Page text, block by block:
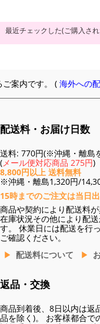
最近チェックした(ご購入さ
ご案内です。 (海外への
配送料・お届け日数
送料: 770円(※沖縄・離島
(メール便対応商品 275円)
8,800円以上 送料無料
※沖縄・離島1,320円/
15時までのご注文は当日出
商品や契約により配送料が
在庫状況その他により配
す。 休業日には配送を行
ご確認ください。
配送料について
返品・交換
商品到着後、8日以内は返
品を除く)。 お客様都合で